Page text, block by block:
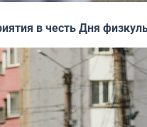
в честь Дня